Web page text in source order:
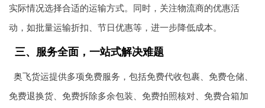
实际情况选择合适的运输方式。同时，关注物流商的优惠活
动，如批量运输折扣、节日优惠等，进一步降低成本。
三、服务全面，一站式解决难题
奥飞货运提供多项免费服务，包括免费代收包裹、免费仓储、
免费退换货、免费拆除多余包装、免费拍照核对、免费合箱加